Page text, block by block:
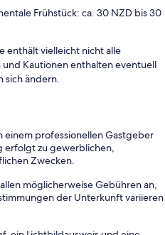
Frühstück: ca. 30 NZD bis 30
enthält vielleicht nicht alle
Kautionen enthalten eventuell
sich ändern.
einem professionellen Gastgeber
erfolgt zu gewerblichen,
Zwecken.
möglicherweise Gebühren an,
der Unterkunft variieren